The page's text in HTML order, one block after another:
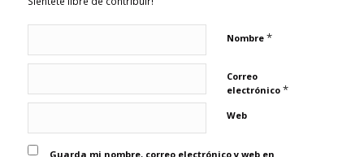
Nombre *
Correo
electrónico *
Web
Guarda mi nombre, correo electrónico y web en